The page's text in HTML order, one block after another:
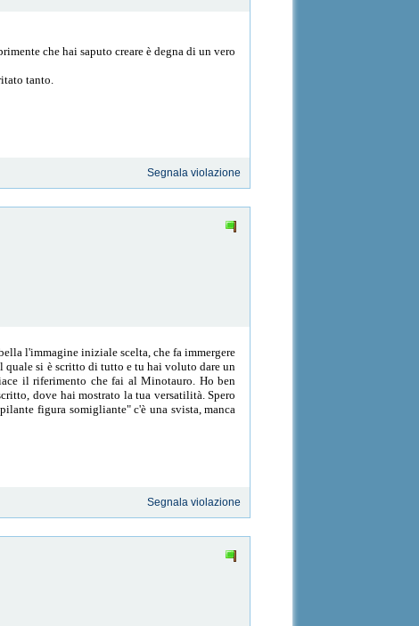
che hai saputo creare è degna di un vero
tanto.
Segnala violazione
l'immagine iniziale scelta, che fa immergere
quale si è scritto di tutto e tu hai voluto dare un
il riferimento che fai al Minotauro. Ho ben
dove hai mostrato la tua versatilità. Spero
figura somigliante" c'è una svista, manca
Segnala violazione